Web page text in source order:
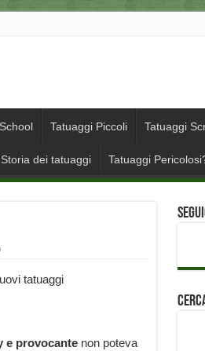
Tatuaggi Piccoli Tatuaggi
Storia dei tatuaggi Tatuaggi
e provocantenon poteva